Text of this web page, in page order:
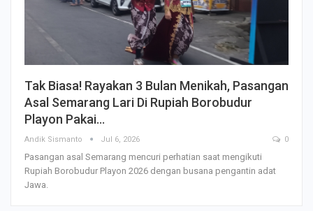
Tak Biasa! Rayakan 3 Bulan Menikah, Pasangan
Asal Semarang Lari Di Rupiah Borobudur
Playon Pakai…
Andik Sismanto Jul 6, 2026 0
Pasangan asal Semarang mencuri perhatian saat mengikuti
Rupiah Borobudur Playon 2026 dengan busana pengantin adat
Jawa.